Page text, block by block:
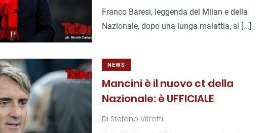
Franco Baresi, leggenda del Milan e della
Nazionale, dopo una lunga malattia, si [...]
NEWS
Mancini è il nuovo ct della
Nazionale: è UFFICIALE
Di Stefano Vitrotti